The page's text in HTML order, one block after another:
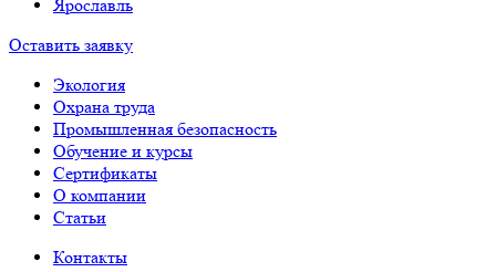
Ярославль
Оставить заявку
Экология
Охрана труда
Промышленная безопасность
Обучение и курсы
Сертификаты
О компании
Cтатьи
Контакты